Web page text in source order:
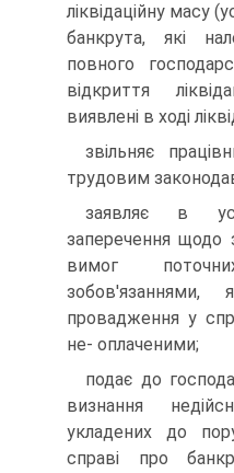
ліквідаційну масу
банкрута, які
повного
відкриття
виявлені в ході
звільняє
трудовим
заявляє в
заперечення щодо
вимог
провадження у
не- оплаченими;
подає до
визнання
укладених до
справі про